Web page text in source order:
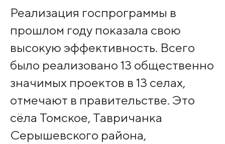
Реализация госпрограммы в
прошлом году показала свою
высокую эффективность. Всего
было реализовано 13 общественно
значимых проектов в 13 селах,
отмечают в правительстве. Это
сёла Томское, Тавричанка
Серышевского района,